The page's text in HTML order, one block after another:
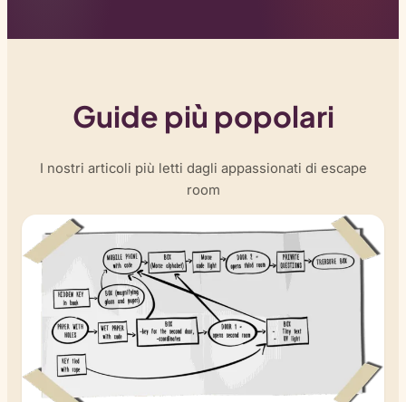
Guide più popolari
I nostri articoli più letti dagli appassionati di escape
room